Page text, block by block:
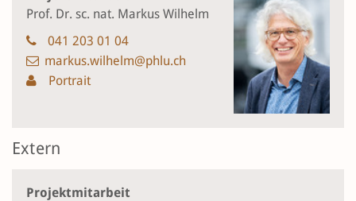
Prof. Dr. sc. nat. Markus Wilhelm
041 203 01 04
markus.wilhelm@phlu.ch
Portrait
Extern
Projektmitarbeit